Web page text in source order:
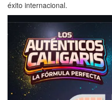
éxito internacional.